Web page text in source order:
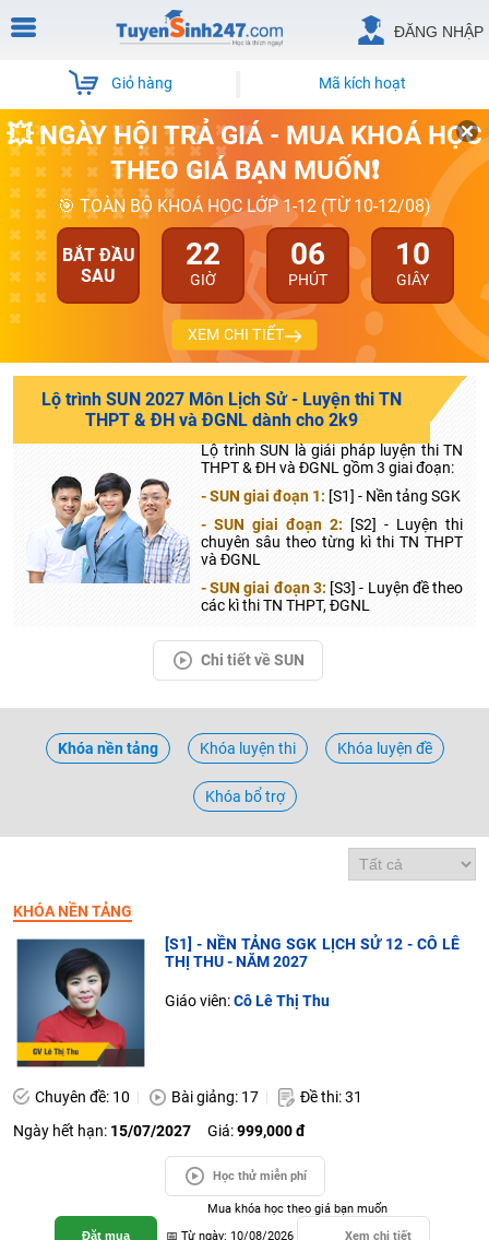
ĐĂNG NHẬP
Giỏ hàng Mã kích hoạt
💥 NGÀY HỘI TRẢ GIÁ - MUA KHOÁ HỌC
THEO GIÁ BẠN MUỐN❗
🎯 TOÀN BỘ KHOÁ HỌC LỚP 1-12 (TỪ 10-12/08)
BẮT ĐẦU
SAU
22
GIỜ
06
PHÚT
10
GIÂY
XEM CHI TIẾT
Lộ trình SUN 2027 Môn Lịch Sử - Luyện thi TN
THPT & ĐH và ĐGNL dành cho 2k9
Lộ trình SUN là giải pháp luyện thi TN
THPT & ĐH và ĐGNL gồm 3 giai đoạn:
- SUN giai đoạn 1: [S1] - Nền tảng SGK
- SUN giai đoạn 2: [S2] - Luyện thi
chuyên sâu theo từng kì thi TN THPT
và ĐGNL
- SUN giai đoạn 3: [S3] - Luyện đề theo
các kì thi TN THPT, ĐGNL
Chi tiết về SUN
Khóa nền tảng Khóa luyện thi Khóa luyện đề
Khóa bổ trợ
KHÓA NỀN TẢNG
[S1] - NỀN TẢNG SGK LỊCH SỬ 12 - CÔ LÊ
THỊ THU - NĂM 2027
Giáo viên:Cô Lê Thị Thu
Chuyên đề: 10 Bài giảng: 17
Đề thi: 31
Ngày hết hạn: 15/07/2027 Giá:999,000 đ
Học thử miễn phí
Đặt mua
Mua khóa học theo giá bạn muốn
📅 Từ ngày: 10/08/2026
Xem chi tiết